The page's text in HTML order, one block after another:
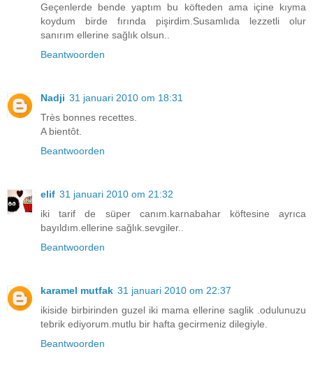
Geçenlerde bende yaptım bu köfteden ama içine kıyma
koydum birde fırında pişirdim.Susamlıda lezzetli olur
sanırım ellerine sağlık olsun..
Beantwoorden
Nadji 31 januari 2010 om 18:31
Très bonnes recettes.
A bientôt.
Beantwoorden
elif 31 januari 2010 om 21:32
iki tarif de süper canım.karnabahar köftesine ayrıca
bayıldım.ellerine sağlık.sevgiler..
Beantwoorden
karamel mutfak 31 januari 2010 om 22:37
ikiside birbirinden guzel iki mama ellerine saglik .odulunuzu
tebrik ediyorum.mutlu bir hafta gecirmeniz dilegiyle.
Beantwoorden